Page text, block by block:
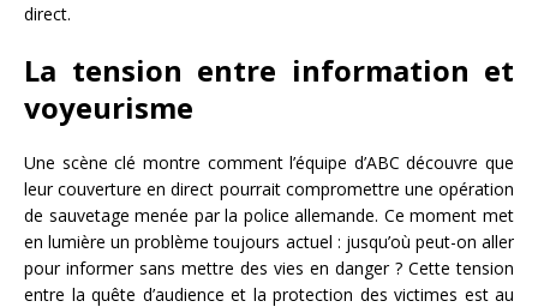
direct.
La tension entre information et
voyeurisme
Une scène clé montre comment l’équipe d’ABC découvre que
leur couverture en direct pourrait compromettre une opération
de sauvetage menée par la police allemande. Ce moment met
en lumière un problème toujours actuel : jusqu’où peut-on aller
pour informer sans mettre des vies en danger ? Cette tension
entre la quête d’audience et la protection des victimes est au